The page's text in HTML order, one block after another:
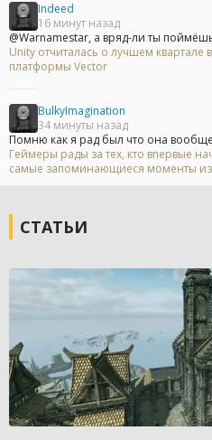
Indeed
16 минут назад
@Warnamestar, а вряд-ли ты
Unity отчиталась о лучшем квартале
платформы Vector
BulkyImagination
34 минуты назад
Помню как я рад был что она
Геймеры рады за тех, кто впервые
самые запоминающиеся моменты
СТАТЬИ